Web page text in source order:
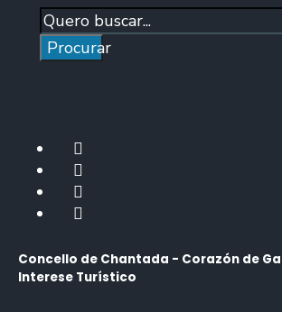
Procurar
Concello de Chantada - Corazón de
Interese Turístico